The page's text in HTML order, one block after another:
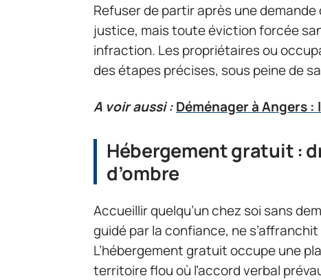
Refuser de partir après une
justice, mais toute éviction forcée
infraction. Les propriétaires ou
des étapes précises, sous peine de
A voir aussi :Déménager à Angers
Hébergement gratuit :
d’ombre
Accueillir quelqu’un chez soi sans
guidé par la confiance, ne
L’hébergement gratuit occupe une
territoire flou où l’accord verbal